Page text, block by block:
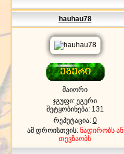
hauhau78
მაიორი
ჯგუფი: ეგერი
შეტყობინება: 131
რეპუტაცია: 0
ამ დროისთვის: ნადირობს ან
თევზაობს